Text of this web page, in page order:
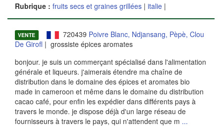
Rubrique : fruits secs et graines grillées | italie |
VENTE 720439 Poivre Blanc, Ndjansang, Pèpè, Clou
De Girofl | grossiste épices aromates
bonjour. je suis un commerçant spécialisé dans l'alimentation
générale et liqueurs. j'aimerais étendre ma chaîne de
distribution dans le domaine des épices et aromates bio
made in cameroon et même dans le domaine du distribution
cacao café, pour enfin les expédier dans différents pays à
travers le monde. je dispose déjà d'un large réseau de
fournisseurs à travers le pays, qui n'attendent que m ...